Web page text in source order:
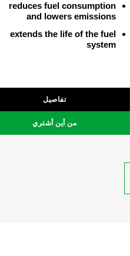
reduces fuel consumption
and lowers emissions
extends the life of the fuel
system
تفاصيل
من أين أشتري